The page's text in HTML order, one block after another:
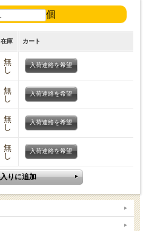
個
在庫 カート
無
し
入荷連絡を希望
無
し
入荷連絡を希望
無
し
入荷連絡を希望
無
し
入荷連絡を希望